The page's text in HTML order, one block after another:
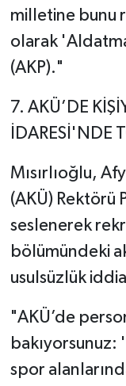
milletine bunu
olarak
(AKP)."
​7. AKÜ’DE
İDARESİ'NDE
​Mısırlıoğlu,
(AKÜ) Rektörü
seslenerek
bölümündeki
usulsüzlük
​"AKÜ’de
spor